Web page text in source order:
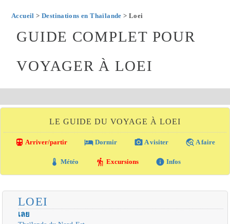
Accueil > Destinations en Thaïlande > Loei
GUIDE COMPLET POUR
VOYAGER À LOEI
LE GUIDE DU VOYAGE À LOEI
directions_transit Arriver/partir local_hotel Dormir photo_camera A visiter travel_explore A faire
thermostat Météo hiking Excursions info Infos
LOEI
เลย